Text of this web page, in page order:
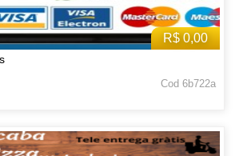
R$ 0,00
Cod 6b722a